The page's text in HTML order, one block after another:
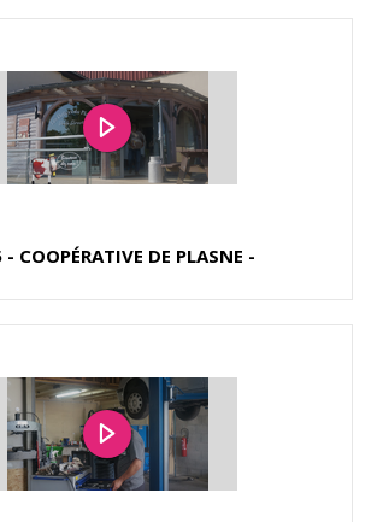
COOPÉRATIVE DE PLASNE -